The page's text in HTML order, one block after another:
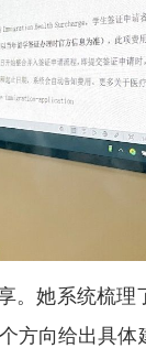
。她系统梳
方向给出具